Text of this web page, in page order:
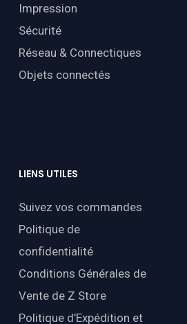
Impression
Sécurité
Réseau & Connectiques
Objets connectés
LIENS UTILES
Suivez vos commandes
Politique de
confidentialité
Conditions Générales de
Vente de Z Store
Politique d’Expédition et